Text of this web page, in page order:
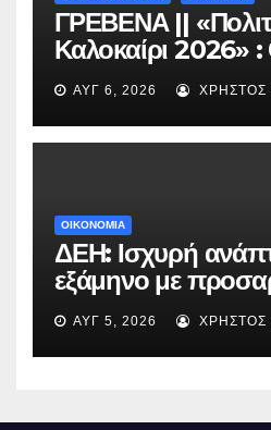
ΓΡΕΒΕΝΑ ||
Καλοκαίρι 2026» :
με την βραβευμένη
«Μικρές Ανάσες».
ΑΥΓ 6, 2026 ΧΡΉΣΤΟΣ
ΟΙΚΟΝΟΜΙΑ
ΔΕΗ: Ισχυρή
εξάμηνο με
EBITDA στα €1,2
ΑΥΓ 5, 2026 ΧΡΉΣΤΟΣ